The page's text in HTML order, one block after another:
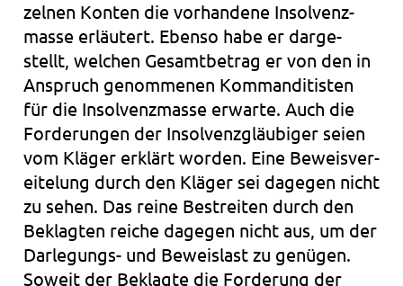
zel­nen Kon­ten die vor­han­de­ne Insol­venz­
mas­se erläu­tert. Eben­so habe er dar­ge­
stellt, wel­chen Gesamt­be­trag er von den in
Anspruch genom­me­nen Kom­man­di­tis­ten
für die Insol­venz­mas­se erwar­te. Auch die
For­de­run­gen der Insol­venz­gläu­bi­ger seien
vom Klä­ger erklärt wor­den. Eine Beweis­ver­
ei­te­lung durch den Klä­ger sei dage­gen nicht
zu sehen. Das reine Bestrei­ten durch den
Beklag­ten rei­che dage­gen nicht aus, um der
Darlegungs- und Beweis­last zu genü­gen.
Soweit der Beklag­te die For­de­rung der